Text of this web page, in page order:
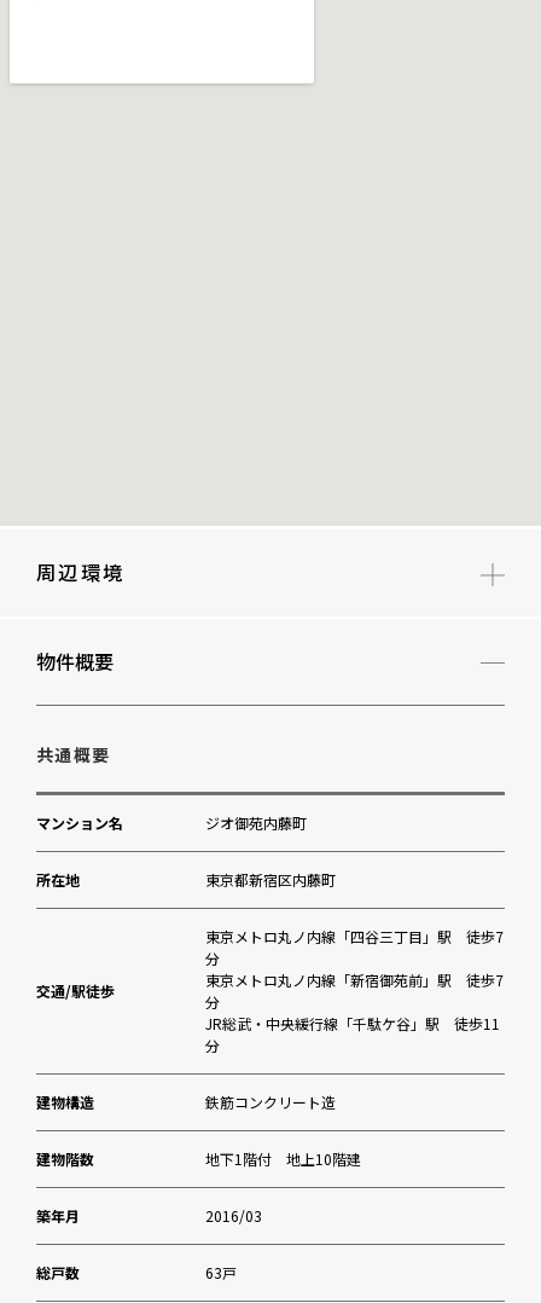
周辺環境
四谷中学校
四谷第六幼稚園
御苑アンジェリカクリニック
ヨークフーズ 新宿富久店
サンドラッグＣＶＳ四谷三丁目店
四谷特別出張所
さわやか信用金庫四谷支店
物件概要
共通概要
マンション名 ジオ御苑内藤町
所在地 東京都新宿区内藤町
交通/駅徒歩
東京メトロ丸ノ内線「四谷三丁目」駅 徒歩7
分
東京メトロ丸ノ内線「新宿御苑前」駅 徒歩7
分
JR総武・中央緩行線「千駄ケ谷」駅 徒歩11
分
建物構造 鉄筋コンクリート造
建物階数 地下1階付 地上10階建
築年月 2016/03
総戸数 63戸